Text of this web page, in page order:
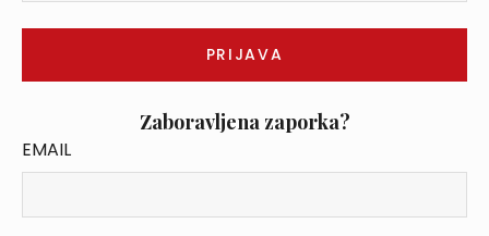
Zaboravljena zaporka?
EMAIL